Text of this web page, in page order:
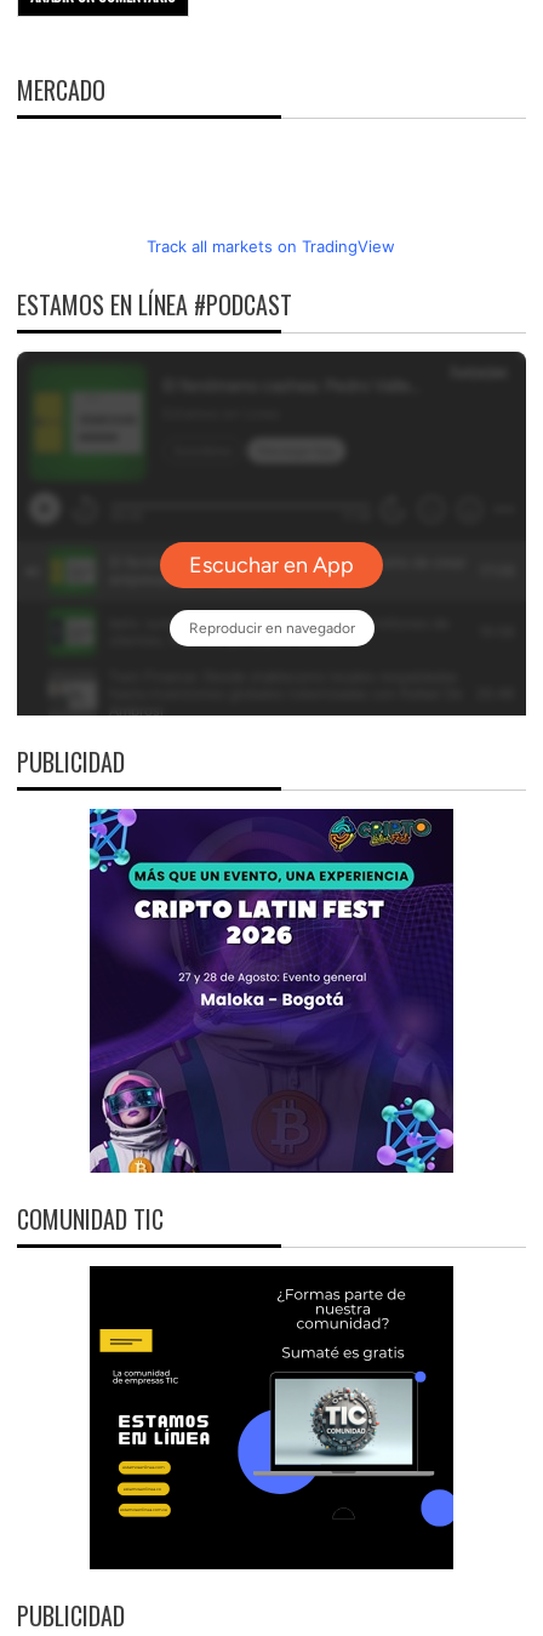
MERCADO
Track all markets on TradingView
ESTAMOS EN LÍNEA #PODCAST
PUBLICIDAD
COMUNIDAD TIC
PUBLICIDAD